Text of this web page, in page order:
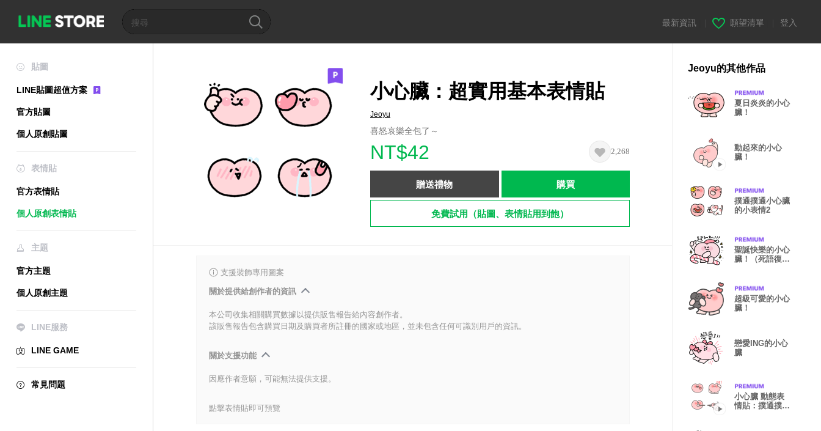
最新資訊 願望清單 登入
貼圖
LINE貼圖超值方案
官方貼圖
個人原創貼圖
表情貼
官方表情貼
個人原創表情貼
主題
官方主題
個人原創主題
LINE服務
LINE GAME
常見問題
小心臟：超實用基本表情貼
Jeoyu
喜怒哀樂全包了～
NT$42 2,268
贈送禮物 購買
免費試用（貼圖、表情貼用到飽）
支援裝飾專用圖案
關於提供給創作者的資訊
本公司收集相關購買數據以提供販售報告給內容創作者。
該販售報告包含購買日期及購買者所註冊的國家或地區，並未包含任何可識別用戶的資訊。
關於支援功能
因應作者意願，可能無法提供支援。
點擊表情貼即可預覽
Jeoyu的其他作品
夏日炎炎的小心
臟！
動起來的小心
臟！
撲通撲通小心臟
的小表情2
聖誕快樂的小心
臟！（死語復興
超級可愛的小心
臟！
戀愛ING的小心
臟
小心臟 動態表
情貼：撲通撲通